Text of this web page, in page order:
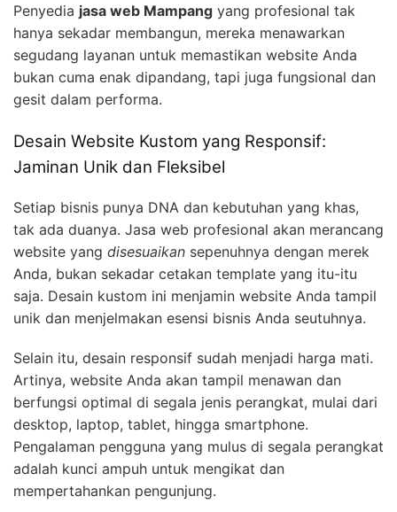
Penyedia jasa web Mampang yang profesional tak
hanya sekadar membangun, mereka menawarkan
segudang layanan untuk memastikan website Anda
bukan cuma enak dipandang, tapi juga fungsional dan
gesit dalam performa.
Desain Website Kustom yang Responsif:
Jaminan Unik dan Fleksibel
Setiap bisnis punya DNA dan kebutuhan yang khas,
tak ada duanya. Jasa web profesional akan merancang
website yang disesuaikan sepenuhnya dengan merek
Anda, bukan sekadar cetakan template yang itu-itu
saja. Desain kustom ini menjamin website Anda tampil
unik dan menjelmakan esensi bisnis Anda seutuhnya.
Selain itu, desain responsif sudah menjadi harga mati.
Artinya, website Anda akan tampil menawan dan
berfungsi optimal di segala jenis perangkat, mulai dari
desktop, laptop, tablet, hingga smartphone.
Pengalaman pengguna yang mulus di segala perangkat
adalah kunci ampuh untuk mengikat dan
mempertahankan pengunjung.